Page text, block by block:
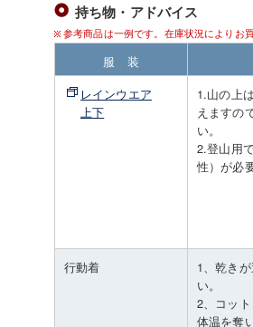
持ち物・アドバイス
参考商品は一例です。在庫状況によりお
服 装
レインウエア
上下
1.山の上
えますの
い。
2.登山用
性）が必
行動着
1、乾き
い。
2、コッ
体温を奪